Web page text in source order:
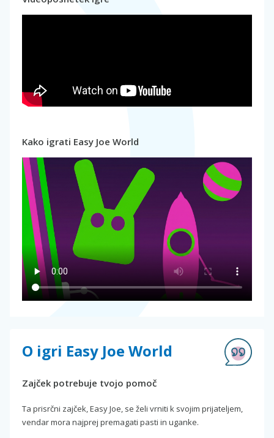
Kako igrati Easy Joe World
O igri Easy Joe World
Zajček potrebuje tvojo pomoč
Ta prisrčni zajček, Easy Joe, se želi vrniti k svojim prijateljem,
vendar mora najprej premagati pasti in uganke.